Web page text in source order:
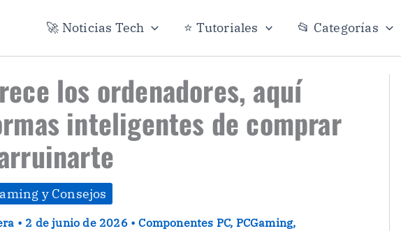
🚀 Noticias Tech ⭐ Tutoriales 📂 Categorías
los ordenadores, aquí
inteligentes de comprar
y Consejos
• 2 de junio de 2026 •Componentes PC, PCGaming,